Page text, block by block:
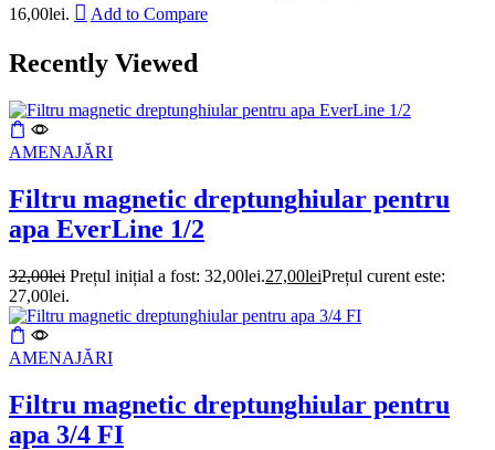
16,00lei.
Add to Compare
Recently Viewed
AMENAJĂRI
Filtru magnetic dreptunghiular pentru
apa EverLine 1/2
32,00lei Prețul inițial a fost: 32,00lei.27,00leiPrețul curent este:
27,00lei.
AMENAJĂRI
Filtru magnetic dreptunghiular pentru
apa 3/4 FI